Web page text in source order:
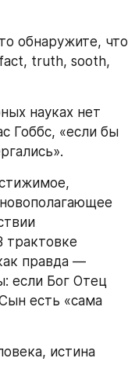
обнаружите, что
truth, sooth,
науках нет
Гоббс, «если бы
трактовке
правда —
если Бог Отец
есть «сама
истина